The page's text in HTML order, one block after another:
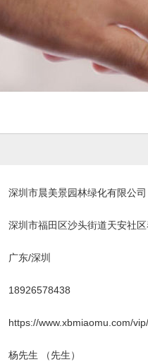
深圳市晨美景园林绿化有限公司
深圳市福田区沙头街道天安社
广东/深圳
18926578438
https://www.xbmiaomu.com/
杨先生 （先生）